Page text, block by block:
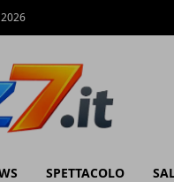
SPETTACOLO